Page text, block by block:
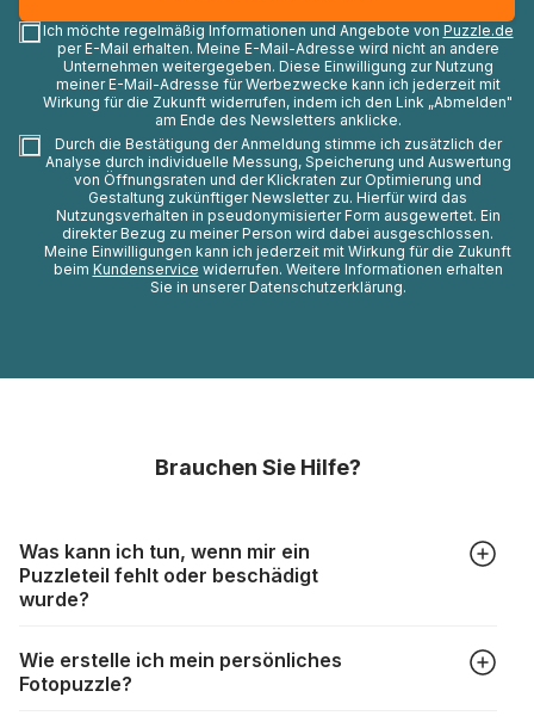
Ich möchte regelmäßig Informationen und Angebote von Puzzle.de
per E-Mail erhalten. Meine E-Mail-Adresse wird nicht an andere
Unternehmen weitergegeben. Diese Einwilligung zur Nutzung
meiner E-Mail-Adresse für Werbezwecke kann ich jederzeit mit
Wirkung für die Zukunft widerrufen, indem ich den Link „Abmelden"
am Ende des Newsletters anklicke.
Durch die Bestätigung der Anmeldung stimme ich zusätzlich der
Analyse durch individuelle Messung, Speicherung und Auswertung
von Öffnungsraten und der Klickraten zur Optimierung und
Gestaltung zukünftiger Newsletter zu. Hierfür wird das
Nutzungsverhalten in pseudonymisierter Form ausgewertet. Ein
direkter Bezug zu meiner Person wird dabei ausgeschlossen.
Meine Einwilligungen kann ich jederzeit mit Wirkung für die Zukunft
beim Kundenservice widerrufen. Weitere Informationen erhalten
Sie in unserer Datenschutzerklärung.
Brauchen Sie Hilfe?
Was kann ich tun, wenn mir ein
Puzzleteil fehlt oder beschädigt
wurde?
aber trotzdem kann es vorkommen, dass Teile beschädigt
werden oder verloren gehen. Mit solchen Fällen gehen
Wie erstelle ich mein persönliches
Fotopuzzle?